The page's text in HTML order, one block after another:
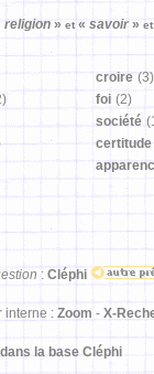
religion » et « savoir » et
croire (3)
foi (2)
société
certitude
: Cléphi
interne : Zoom - X-
la base Cléphi